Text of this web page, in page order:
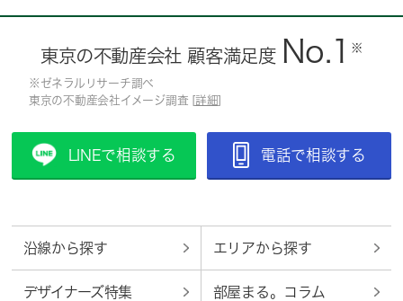
東京の不動産会社 顧客満足度 No.1 ※
※ゼネラルリサーチ調べ
東京の不動産会社イメージ調査 [ 詳細
LINEで相談する 電話で相談する
沿線から探す エリアから探す
デザイナーズ特集 部屋まる。コラム